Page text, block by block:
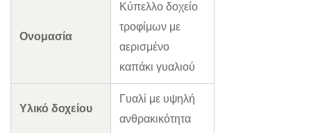
Ονομασία
Κύπελλο δοχείο
τροφίμων με
αερισμένο
καπάκι γυαλιού
Υλικό δοχείου
Γυαλί με υψηλή
ανθρακικότητα